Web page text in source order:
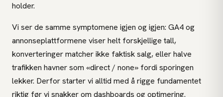
holder.
Vi ser de samme symptomene igjen og igjen: GA4 og
annonseplattformene viser helt forskjellige tall,
konverteringer matcher ikke faktisk salg, eller halve
trafikken havner som «direct / none» fordi sporingen
lekker. Derfor starter vi alltid med å rigge fundamentet
riktig før vi snakker om dashboards og optimering.